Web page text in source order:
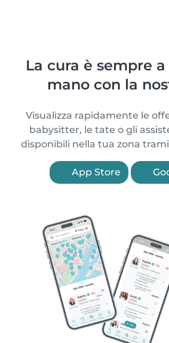
La cura è sempre
mano con la
Visualizza rapidamente le
babysitter, le tate o gli
disponibili nella tua zona
App Store